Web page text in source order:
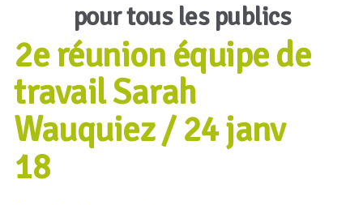
pour tous les publics
2e réunion équipe de
travail Sarah
Wauquiez / 24 janv
18